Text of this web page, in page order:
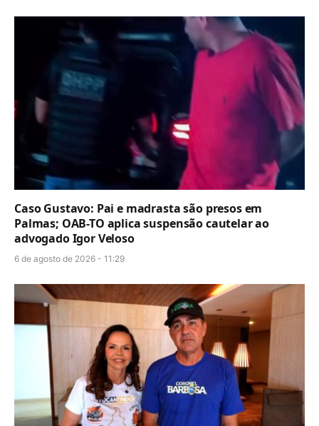
Caso Gustavo: Pai e madrasta são presos em
Palmas; OAB-TO aplica suspensão cautelar ao
advogado Igor Veloso
6 de agosto de 2026 - 11:29